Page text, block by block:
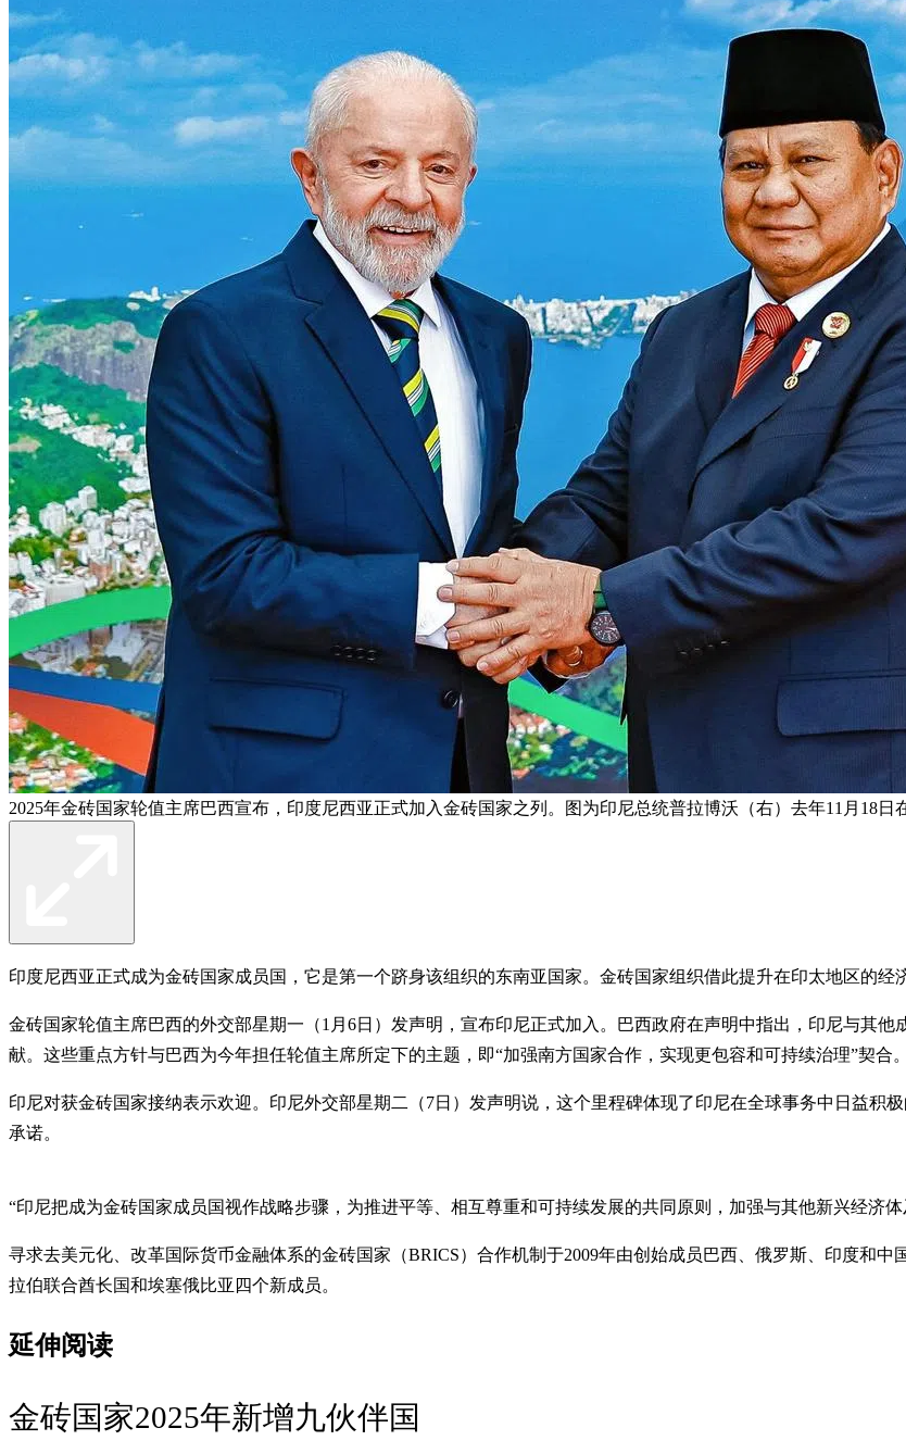
2025年金砖国家轮值主席巴西宣布，印度尼西亚正式加入金砖国家之列。图为印尼总统普拉博沃（右）去年11月18
印度尼西亚正式成为金砖国家成员国，它是第一个跻身该组织的东南亚国家。金砖国家组织借此提升在印太地区的经
金砖国家轮值主席巴西的外交部星期一（1月6日）发声明，宣布印尼正式加入。巴西政府在声明中指出，印尼与其
献。这些重点方针与巴西为今年担任轮值主席所定下的主题，即“加强南方国家合作，实现更包容和可持续治理”契合。
印尼对获金砖国家接纳表示欢迎。印尼外交部星期二（7日）发声明说，这个里程碑体现了印尼在全球事务中日益积
承诺。
“印尼把成为金砖国家成员国视作战略步骤，为推进平等、相互尊重和可持续发展的共同原则，加强与其他新兴经济
寻求去美元化、改革国际货币金融体系的金砖国家（BRICS）合作机制于2009年由创始成员巴西、俄罗斯、印度和
拉伯联合酋长国和埃塞俄比亚四个新成员。
延伸阅读
金砖国家2025年新增九伙伴国